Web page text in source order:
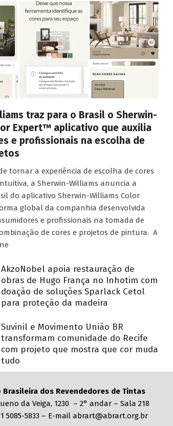
traz para o Brasil o Sherwin-
Expert™ aplicativo que auxilia
e profissionais na escolha de
tornar a experiência de escolha de cores
a Sherwin-Williams anuncia a
do aplicativo Sherwin-Williams Color
global da companhia desenvolvida
e profissionais na tomada de
de cores e projetos de pintura. A
AkzoNobel apoia restauração de
obras de Hugo França no Inhotim com
doação de soluções Sparlack Cetol
para proteção da madeira
Suvinil e Movimento União BR
transformam comunidade do Recife
com projeto que mostra que cor muda
tudo
Brasileira dos Revendedores de Tintas
da Veiga, 1230 – 2° andar – Sala 218
5085-5833 – E-mail abrart@abrart.org.br